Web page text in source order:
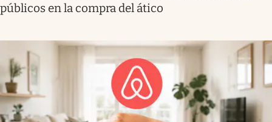
públicos en la compra del ático